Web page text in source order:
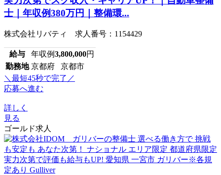
士｜年収例380万円｜整備環...
株式会社リバティ 求人番号：1154429
給与 年収例3,800,000円
勤務地 京都府 京都市
＼最短45秒で完了／
応募へ進む
詳しく
見る
ゴールド求人